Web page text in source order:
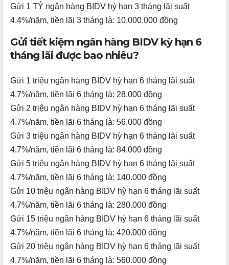
Gửi 1 TỶ ngân hàng BIDV hỳ hạn 3 tháng lãi suất
4.4%/năm, tiền lãi 3 tháng là: 10.000.000 đồng
Gửi tiết kiệm ngân hàng BIDV kỳ hạn 6
tháng lãi được bao nhiêu?
Gửi 1 triệu ngân hàng BIDV hỳ hạn 6 tháng lãi suất
4.7%/năm, tiền lãi 6 tháng là: 28.000 đồng
Gửi 2 triệu ngân hàng BIDV hỳ hạn 6 tháng lãi suất
4.7%/năm, tiền lãi 6 tháng là: 56.000 đồng
Gửi 3 triệu ngân hàng BIDV hỳ hạn 6 tháng lãi suất
4.7%/năm, tiền lãi 6 tháng là: 84.000 đồng
Gửi 5 triệu ngân hàng BIDV hỳ hạn 6 tháng lãi suất
4.7%/năm, tiền lãi 6 tháng là: 140.000 đồng
Gửi 10 triệu ngân hàng BIDV hỳ hạn 6 tháng lãi suất
4.7%/năm, tiền lãi 6 tháng là: 280.000 đồng
Gửi 15 triệu ngân hàng BIDV hỳ hạn 6 tháng lãi suất
4.7%/năm, tiền lãi 6 tháng là: 420.000 đồng
Gửi 20 triệu ngân hàng BIDV hỳ hạn 6 tháng lãi suất
4.7%/năm, tiền lãi 6 tháng là: 560.000 đồng